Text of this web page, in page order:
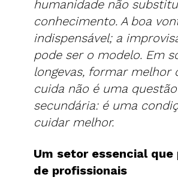
humanidade não
conhecimento. A boa
indispensável; a
pode ser o modelo. Em
longevas, formar melhor
cuida não é uma questão
secundária: é uma
cuidar melhor.
Um setor essencial que
de profissionais